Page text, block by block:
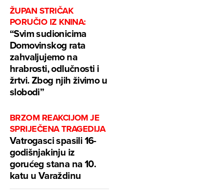
ŽUPAN STRIČAK
PORUČIO IZ KNINA:
“Svim sudionicima
Domovinskog rata
zahvaljujemo na
hrabrosti, odlučnosti i
žrtvi. Zbog njih živimo u
slobodi”
BRZOM REAKCIJOM JE
SPRIJEČENA TRAGEDIJA
Vatrogasci spasili 16-
godišnjakinju iz
gorućeg stana na 10.
katu u Varaždinu